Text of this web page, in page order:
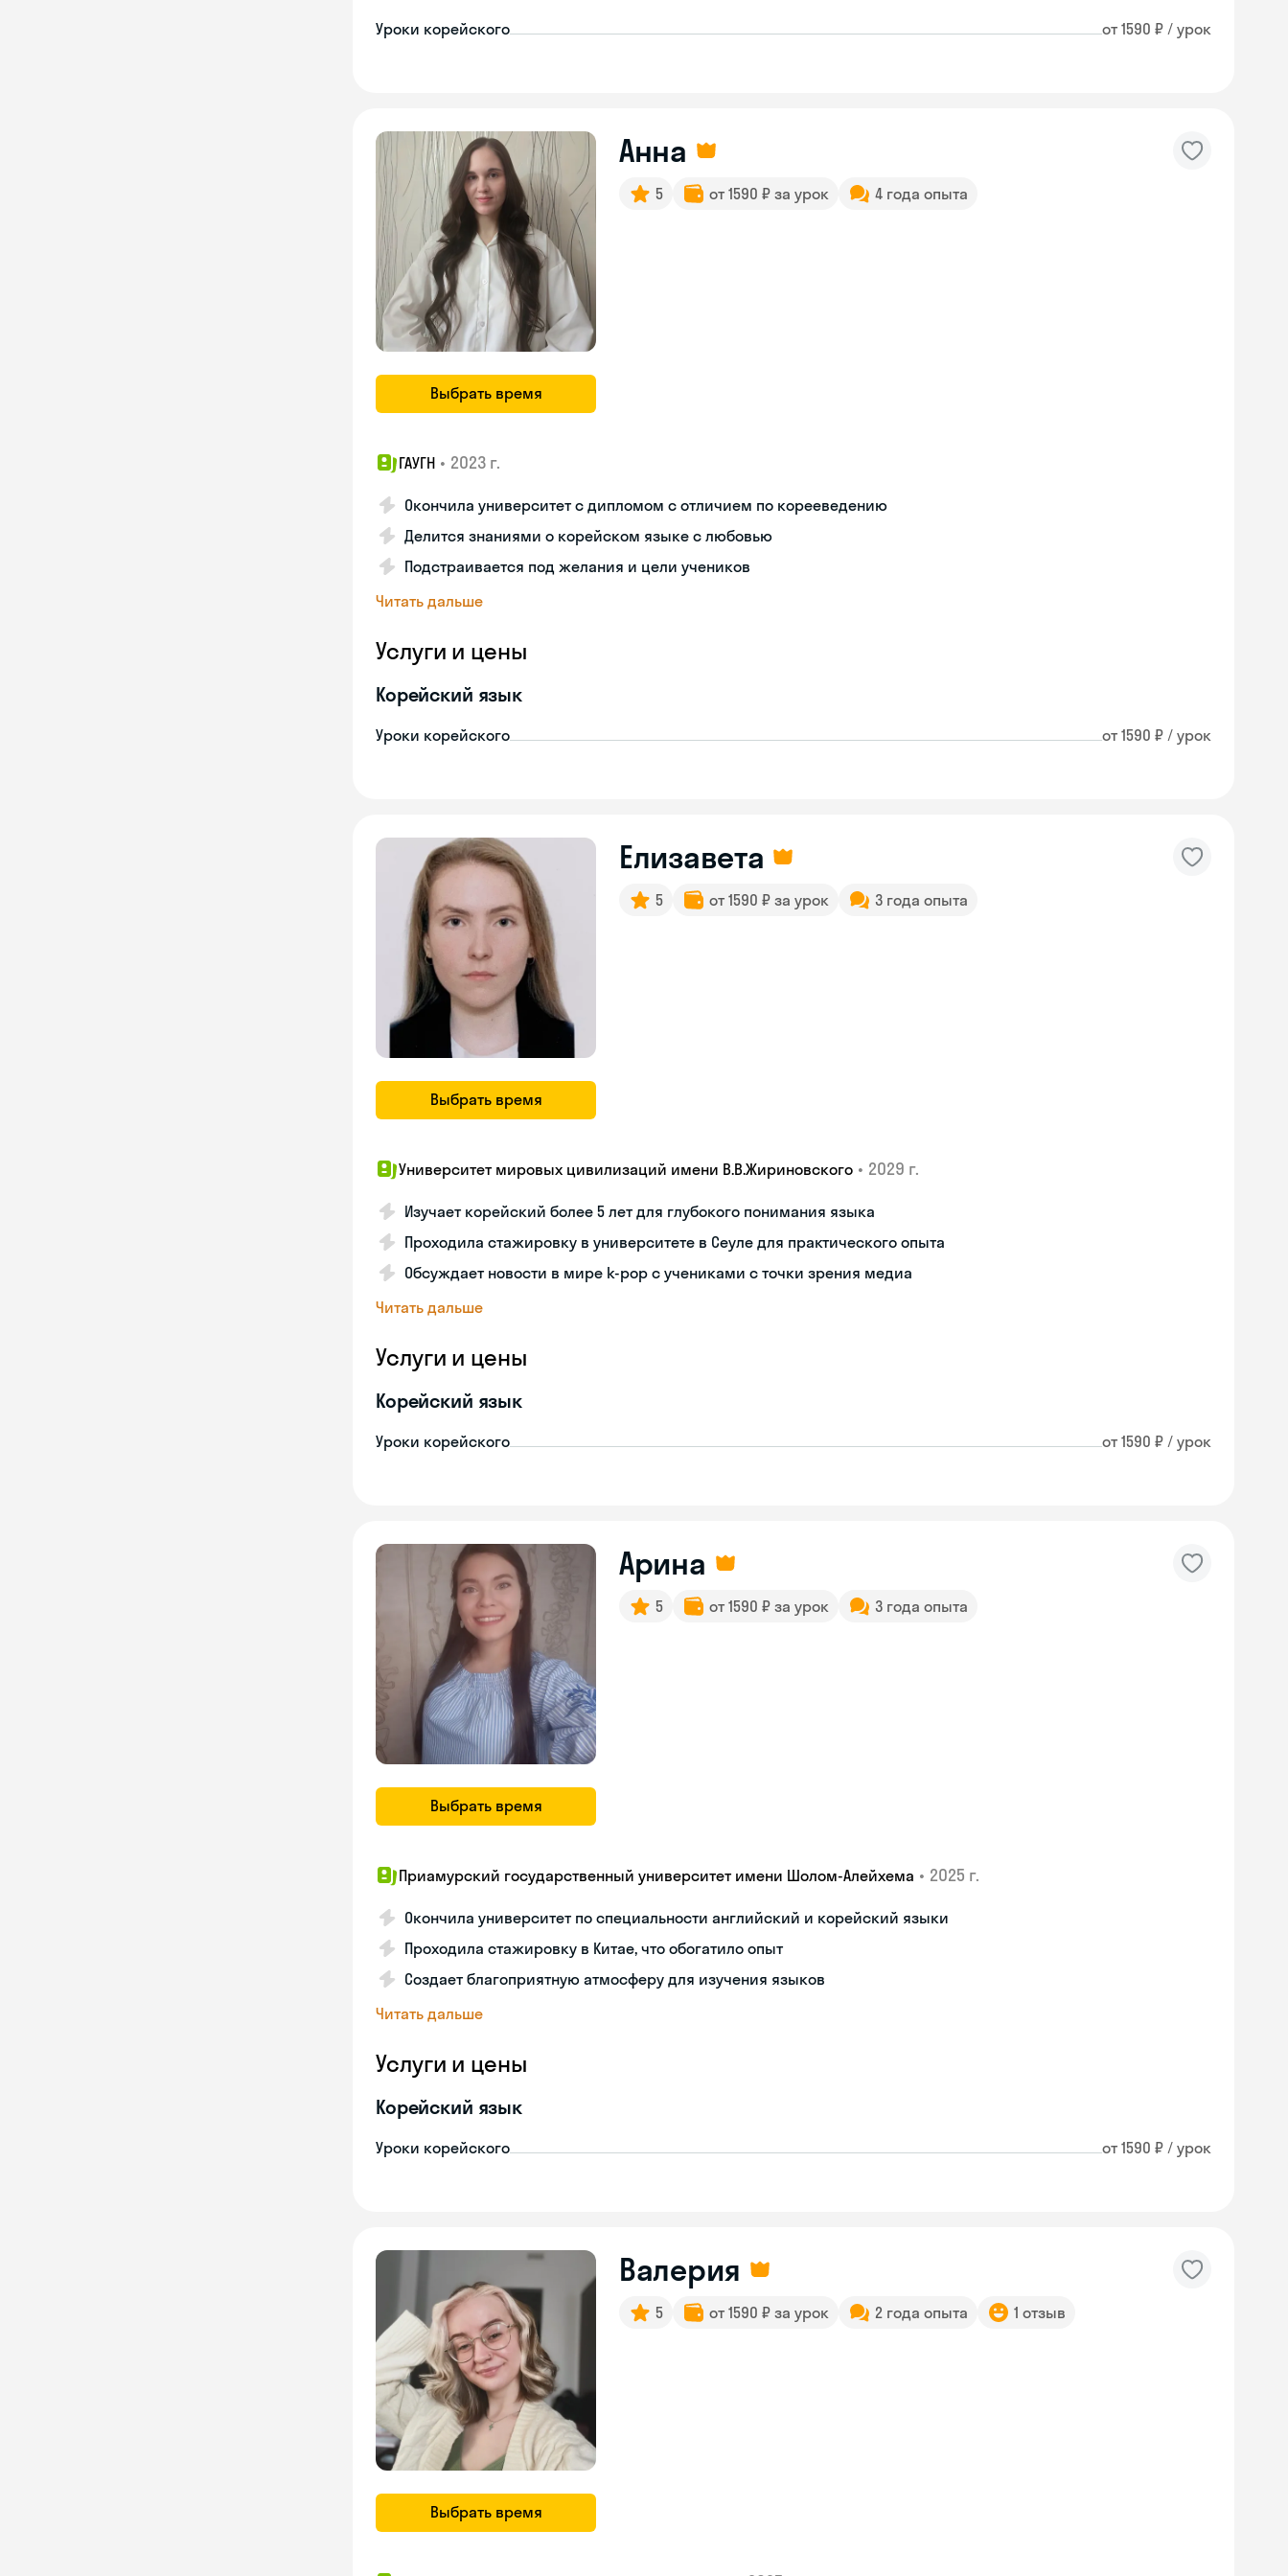
Уроки корейского от 1590 ₽ / урок
Выбрать время
Анна
5 от 1590 ₽ за урок 4 года опыта
ГАУГН • 2023 г.
Окончила университет с дипломом с отличием по корееведению
Делится знаниями о корейском языке с любовью
Подстраивается под желания и цели учеников
Читать дальше
Услуги и цены
Корейский язык
Уроки корейского от 1590 ₽ / урок
Выбрать время
Елизавета
5 от 1590 ₽ за урок 3 года опыта
Университет мировых цивилизаций имени В.В.Жириновского • 2029 г.
Изучает корейский более 5 лет для глубокого понимания языка
Проходила стажировку в университете в Сеуле для практического опыта
Обсуждает новости в мире k-pop с учениками с точки зрения медиа
Читать дальше
Услуги и цены
Корейский язык
Уроки корейского от 1590 ₽ / урок
Выбрать время
Арина
5 от 1590 ₽ за урок 3 года опыта
Приамурский государственный университет имени Шолом-Алейхема • 2025 г.
Окончила университет по специальности английский и корейский языки
Проходила стажировку в Китае, что обогатило опыт
Создает благоприятную атмосферу для изучения языков
Читать дальше
Услуги и цены
Корейский язык
Уроки корейского от 1590 ₽ / урок
Выбрать время
Валерия
5 от 1590 ₽ за урок 2 года опыта 1 отзыв